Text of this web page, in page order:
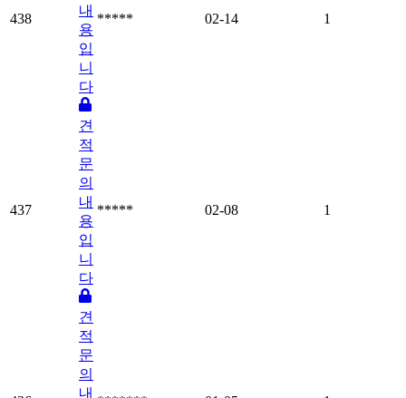
438
내
용
입
니
다
***** 02-14 1
437
견
적
문
의
내
용
입
니
다
***** 02-08 1
견
적
문
의
내